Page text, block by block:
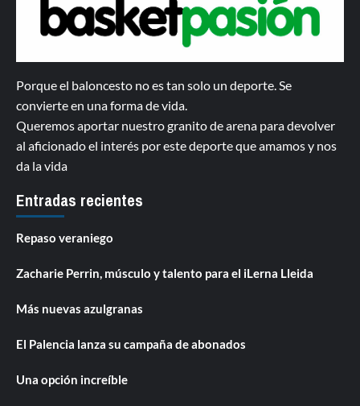
Porque el baloncesto no es tan solo un deporte. Se
convierte en una forma de vida.
Queremos aportar nuestro granito de arena para devolver
al aficionado el interés por este deporte que amamos y nos
da la vida
Entradas recientes
Repaso veraniego
Zacharie Perrin, músculo y talento para el iLerna Lleida
Más nuevas azulgranas
El Palencia lanza su campaña de abonados
Una opción increíble